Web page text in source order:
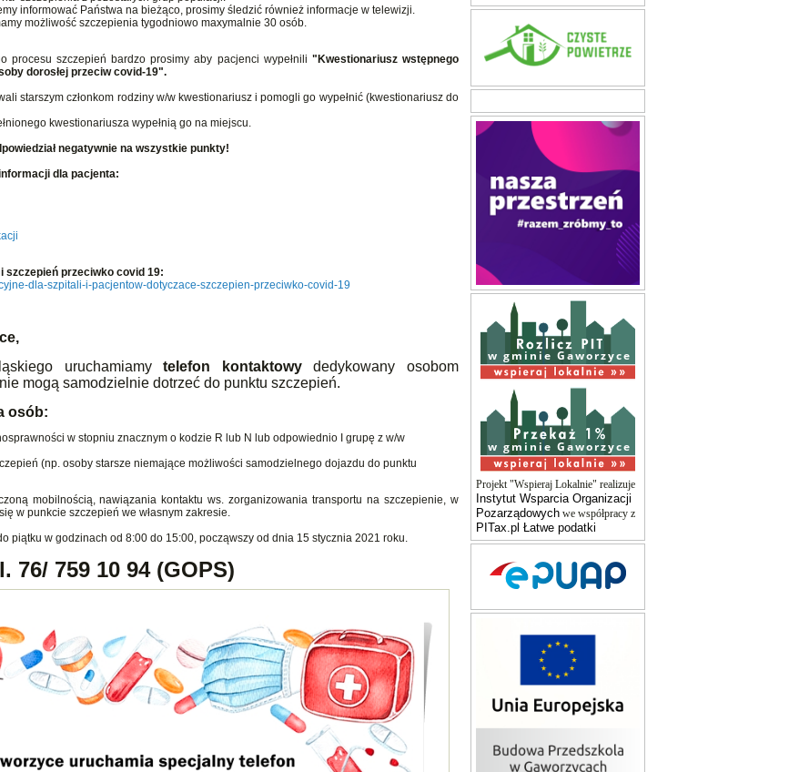
informować Państwa na bieżąco, prosimy śledzić również informacje w telewizji.
możliwość szczepienia tygodniowo maxymalnie 30 osób.
procesu szczepień bardzo prosimy aby pacjenci wypełnili "Kwestionariusz wstępnego
dorosłej przeciw covid-19".
starszym członkom rodziny w/w kwestionariusz i pomogli go wypełnić (kwestionariusz do
kwestionariusza wypełnią go na miejscu.
negatywnie na wszystkie punkty!
dla pacjenta:
szczepień przeciwko covid 19:
dla-szpitali-i-pacjentow-dotyczace-szczepien-przeciwko-covid-19
uruchamiamytelefon kontaktowydedykowany osobom
mogą samodzielnie dotrzeć do punktu szczepień.
osób:
w stopniu znacznym o kodzie R lub N lub odpowiednio I grupę z w/w
(np. osoby starsze niemające możliwości samodzielnego dojazdu do punktu
mobilnością, nawiązania kontaktu ws. zorganizowania transportu na szczepienie, w
w punkcie szczepień we własnym zakresie.
piątku w godzinach od 8:00 do 15:00, począwszy od dnia 15 stycznia 2021 roku.
76/ 759 10 94 (GOPS)
w gminie Gaworzyce
w gminie Gaworzyce
Projekt "Wspieraj Lokalnie" realizuje
Instytut Wsparcia Organizacji
Pozarządowych we współpracy z
PITax.pl Łatwe podatki